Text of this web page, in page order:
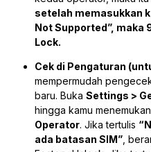
setelah memasukkan
Not Supported”, maka
Lock.
Cek di Pengaturan
mempermudah
baru. Buka Settings >
hingga kamu
Operator. Jika tertulis
ada batasan SIM” ,